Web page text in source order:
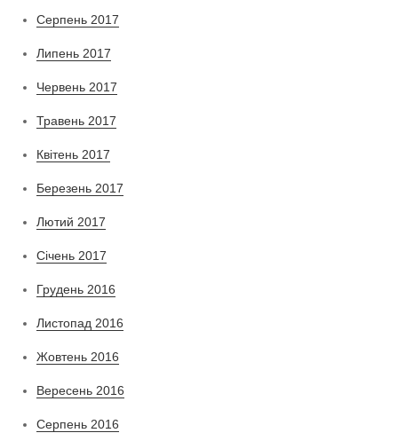
Серпень 2017
Липень 2017
Червень 2017
Травень 2017
Квітень 2017
Березень 2017
Лютий 2017
Січень 2017
Грудень 2016
Листопад 2016
Жовтень 2016
Вересень 2016
Серпень 2016